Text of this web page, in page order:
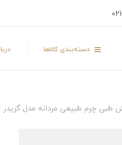
دسته‌بندی کالاها
طبی چرم طبیعی مردانه مدل